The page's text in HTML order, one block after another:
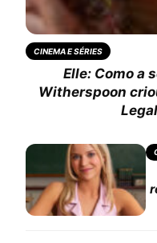
CINEMA E SÉRIES
Elle: Como a
Witherspoon